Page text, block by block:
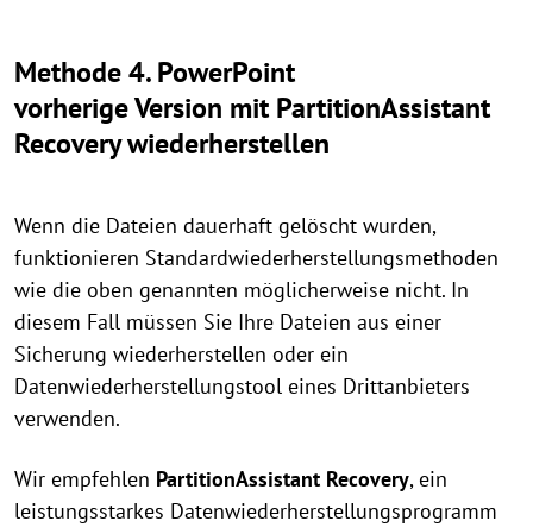
Methode 4. PowerPoint
vorherige Version mit PartitionAssistant
Recovery wiederherstellen
Wenn die Dateien dauerhaft gelöscht wurden,
funktionieren Standardwiederherstellungsmethoden
wie die oben genannten möglicherweise nicht. In
diesem Fall müssen Sie Ihre Dateien aus einer
Sicherung wiederherstellen oder ein
Datenwiederherstellungstool eines Drittanbieters
verwenden.
Wir empfehlen PartitionAssistant Recovery, ein
leistungsstarkes Datenwiederherstellungsprogramm